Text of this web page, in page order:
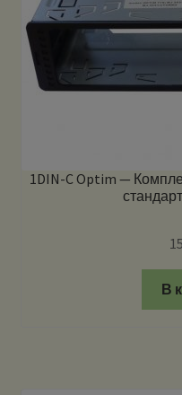
1DIN-C Optim —
В